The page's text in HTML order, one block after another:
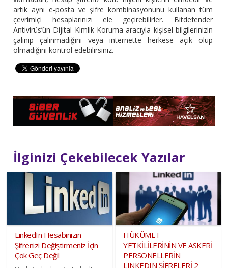
artık aynı e-posta ve şifre kombinasyonunu kullanan tüm
çevrimiçi hesaplarınızı ele geçirebilirler. Bitdefender
Antivirüs’ün Dijital Kimlik Koruma aracıyla kişisel bilgilerinizin
çalınıp çalınmadığını veya internette herkese açık olup
olmadığını kontrol edebilirsiniz.
İlginizi Çekebilecek Yazılar
LinkedIn Hesabınızın
Şifrenizi Değiştirmeniz İçin
Çok Geç Değil
HÜKÜMET
YETKİLİLERİNİN VE ASKERİ
PERSONELLERİN
LINKEDIN ŞİFRELERİ 2